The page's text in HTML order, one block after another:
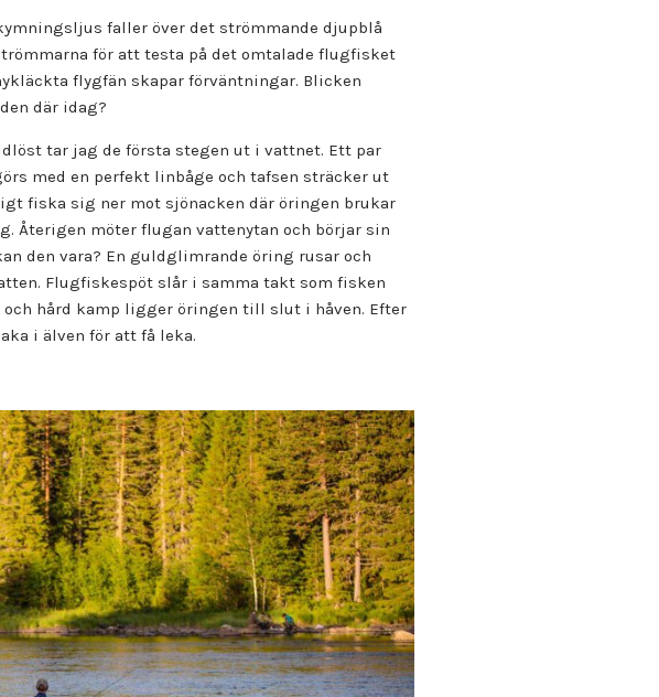
faller över det strömmande djupblå
för att testa på det omtalade flugfisket
flygfän skapar förväntningar. Blicken
där idag?
tar jag de första stegen ut i vattnet. Ett par
med en perfekt linbåge och tafsen sträcker ut
fiska sig ner mot sjönacken där öringen brukar
Återigen möter flugan vattenytan och börjar sin
den vara? En guldglimrande öring rusar och
Flugfiskespöt slår i samma takt som fisken
hård kamp ligger öringen till slut i håven. Efter
i älven för att få leka.